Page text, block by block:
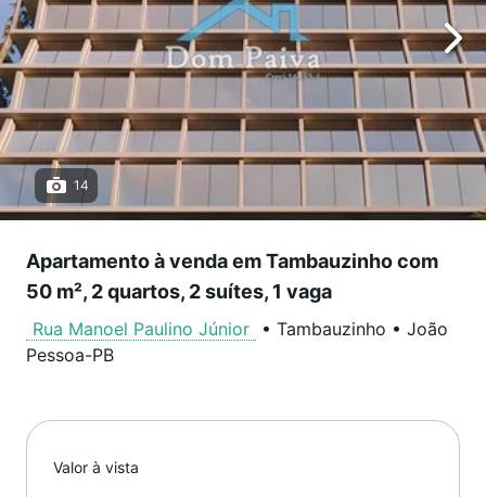
14
Apartamento à venda em Tambauzinho com
50 m², 2 quartos, 2 suítes, 1 vaga
Rua Manoel Paulino Júnior • Tambauzinho • João
Pessoa-PB
Valor à vista